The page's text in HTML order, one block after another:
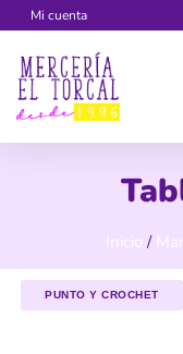
Mi cuenta
Inicio /
PUNTO Y CROCHET